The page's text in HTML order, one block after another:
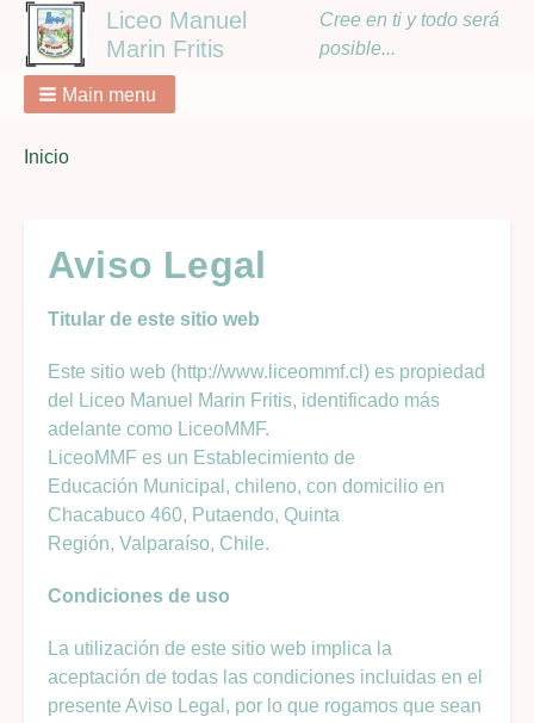
Liceo Manuel
Marin Fritis
Cree en ti y todo será
posible...
Main menu
Breadcrumbs
You
Inicio
Aviso Legal
Titular de este sitio web
Este sitio web (http://www.liceommf.cl) es propiedad
del Liceo Manuel Marin Fritis, identificado más
adelante como LiceoMMF.
LiceoMMF es un Establecimiento de
Educación Municipal, chileno, con domicilio en
Chacabuco 460, Putaendo, Quinta
Región, Valparaíso, Chile.
Condiciones de uso
La utilización de este sitio web implica la
aceptación de todas las condiciones incluidas en el
presente Aviso Legal, por lo que rogamos que sean